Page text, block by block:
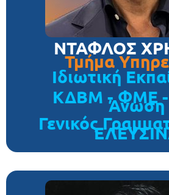
ΝΤΑΦΛΟΣ
Τμήμα
Ιδιωτική
ΚΔΒΜ - ΦΜΕ
Άνωση
Γενικός